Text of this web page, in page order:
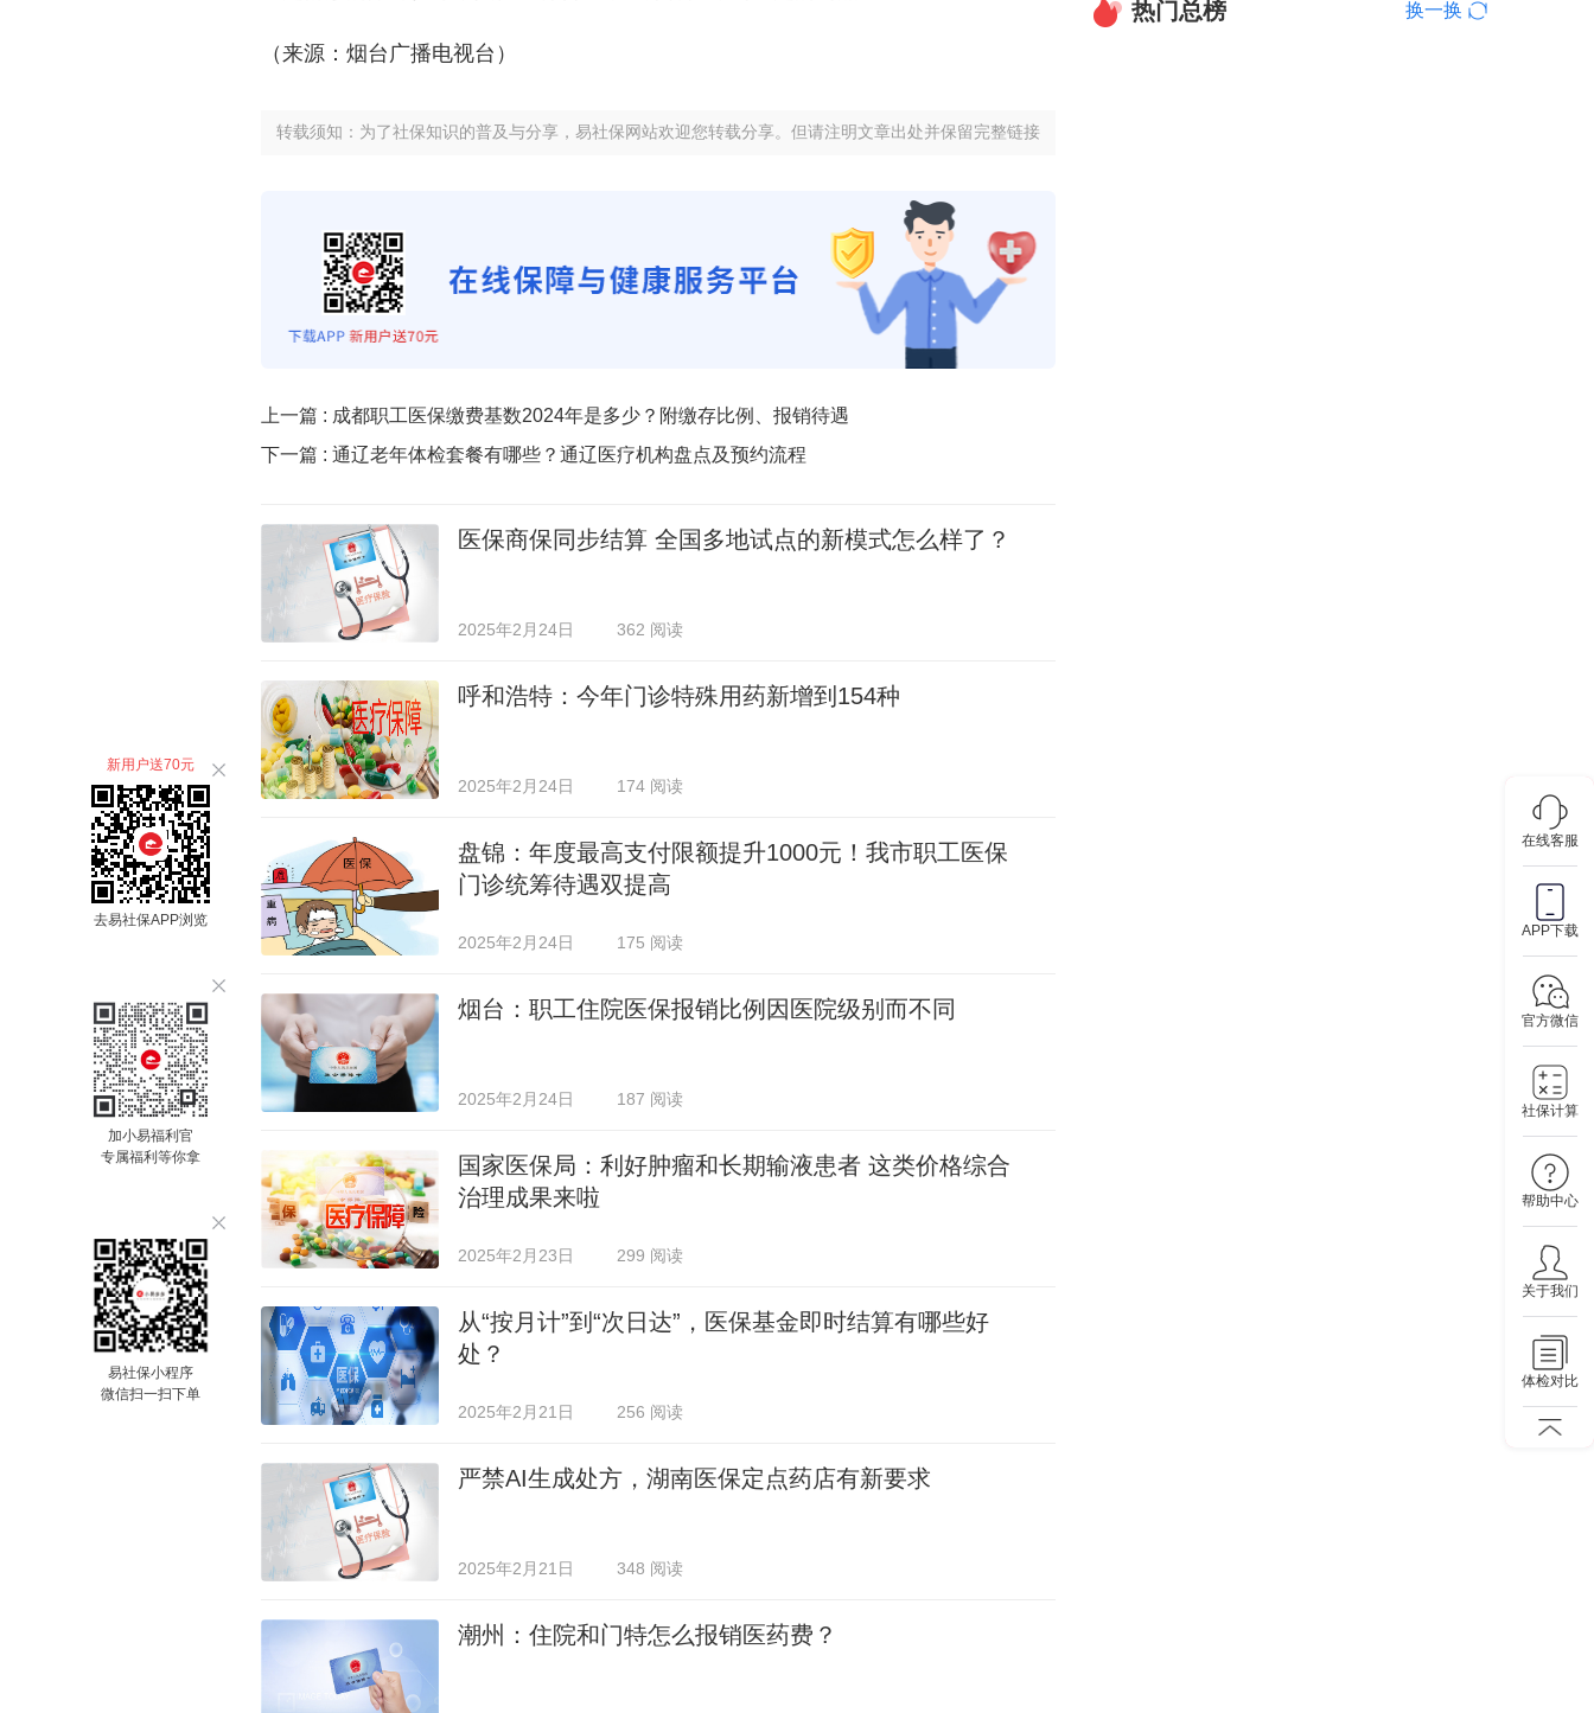
在线客服
APP下载
官方微信
社保计算
帮助中心
关于我们
体检对比
新用户送70元
去易社保APP浏览
加小易福利官
专属福利等你拿
易社保小程序
微信扫一扫下单
（来源：烟台广播电视台）
转载须知：为了社保知识的普及与分享，易社保网站欢迎您转载分享。但请注明文章出处并保留完整链接
上一篇 : 成都职工医保缴费基数2024年是多少？附缴存比例、报销待遇
下一篇 : 通辽老年体检套餐有哪些？通辽医疗机构盘点及预约流程
医保商保同步结算 全国多地试点的新模式怎么样了？
2025年2月24日 362 阅读
呼和浩特：今年门诊特殊用药新增到154种
2025年2月24日 174 阅读
盘锦：年度最高支付限额提升1000元！我市职工医保
门诊统筹待遇双提高
2025年2月24日 175 阅读
烟台：职工住院医保报销比例因医院级别而不同
2025年2月24日 187 阅读
国家医保局：利好肿瘤和长期输液患者 这类价格综合
治理成果来啦
2025年2月23日 299 阅读
从“按月计”到“次日达”，医保基金即时结算有哪些好
处？
2025年2月21日 256 阅读
严禁AI生成处方，湖南医保定点药店有新要求
2025年2月21日 348 阅读
潮州：住院和门特怎么报销医药费？
热门总榜 换一换